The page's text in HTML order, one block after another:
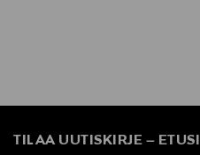
TILAA UUTISKIRJE – ETUSI